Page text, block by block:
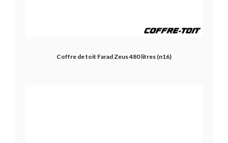
Coffre de toit Farad Zeus 480 litres (n16)